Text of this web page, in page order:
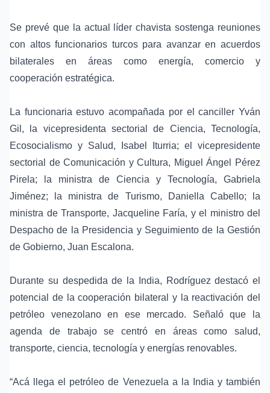
Se prevé que la actual líder chavista sostenga reuniones
con altos funcionarios turcos para avanzar en acuerdos
bilaterales en áreas como energía, comercio y
cooperación estratégica.
La funcionaria estuvo acompañada por elcanciller Yván
Gil , la vicepresidenta sectorial de Ciencia, Tecnología,
Ecosocialismo y Salud, Isabel Iturria; el vicepresidente
sectorial de Comunicación y Cultura, Miguel Ángel Pérez
Pirela; la ministra de Ciencia y Tecnología, Gabriela
Jiménez; la ministra de Turismo, Daniella Cabello; la
ministra de Transporte, Jacqueline Faría, y el ministro del
Despacho de la Presidencia y Seguimiento de la Gestión
de Gobierno, Juan Escalona.
Durante su despedida de la India, Rodríguez destacó el
potencial de la cooperación bilateral y la reactivación del
petróleo venezolanoen ese mercado. Señaló que la
agenda de trabajo se centró en áreas como salud,
transporte, ciencia, tecnología y energías renovables.
“Acá llega el petróleo de Venezuela a la India y también